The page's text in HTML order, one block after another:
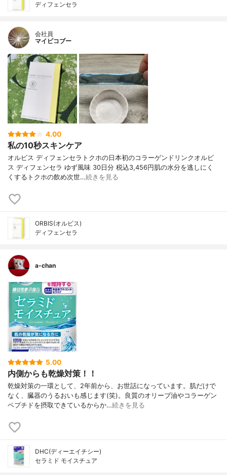
ディフェンセラ
会社員
マイピコブー
4.00
私の10秒スキンケア
オルビス ディフェンセラトクホの日本初のコラーゲンドリンクオルビ
ス ディフェンセラ ゆず風味 30日分 税込3,456円肌の水分を逃しにく
くするトクホの飲め次世…続きを見る
ORBIS(オルビス)
ディフェンセラ
a-chan
5.00
内側からも乾燥対策！！
乾燥対策の一環として、2年前から、お世話になっています。肌だけで
なく、臓器のうるおいも感じます(笑)。良質のオリーブ油やコラーゲン
ペプチドを摂取できているからか…続きを見る
DHC(ディーエイチシー)
セラミド モイスチュア